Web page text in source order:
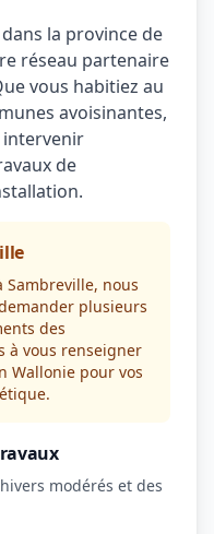
la province de
réseau partenaire
vous habitiez au
avoisinantes,
intervenir
de
Sambreville, nous
plusieurs
des
à vous renseigner
Wallonie pour vos
modérés et des